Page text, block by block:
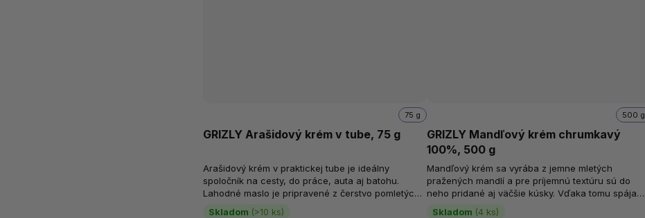
GRIZLY Arašidový krém v tube, 75 g
Skladom (>10 ks)
75 g
Arašidový krém v praktickej tube je ideálny
spoločník na cesty, do práce, auta aj batohu.
Lahodné maslo je pripravené z čerstvo pomletých
arašidov. Vďaka jemnej konzistencii a...
GRIZLY Mandľový krém chrumkavý
100%, 500 g
Skladom (4 ks)
500 g
Mandľový krém sa vyrába z jemne mletých
pražených mandlí a pre príjemnú textúru sú do
neho pridané aj väčšie kúsky. Vďaka tomu spája
hladkú krémovosť s jemnou chrumkavosťou....